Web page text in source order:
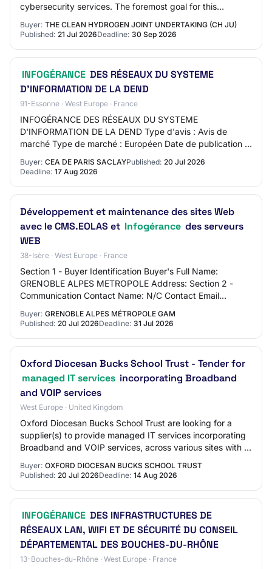
cybersecurity services. The foremost goal for this
Buyer: THE CLEAN HYDROGEN JOINT UNDERTAKING (CH JU)
Published: 21 Jul 2026Deadline: 30 Sep 2026
INFOGÉRANCE DES RÉSEAUX DU SYSTEME
D'INFORMATION DE LA DEND
91-Essonne · West Europe · France
INFOGÉRANCE DES RÉSEAUX DU SYSTEME
D'INFORMATION DE LA DEND Type d'avis : Avis de
marché Type de marché : Européen Date de publication :
en concurrenc…
Buyer: CEA DE PARIS SACLAYPublished: 20 Jul 2026
Deadline: 17 Aug 2026
Développement et maintenance des sites Web
avec le CMS.EOLAS et Infogérance des serveurs
WEB
38-Isère · West Europe · France
Section 1 - Buyer Identification Buyer's Full Name:
GRENOBLE ALPES METROPOLE Address: Section 2 -
Communication Contact Name: N/C Contact Email
Address: N/C Contact Phone Number: N/C Section 3 -
Mark…
Buyer: GRENOBLE ALPES MÉTROPOLE GAM
Published: 20 Jul 2026Deadline: 31 Jul 2026
Oxford Diocesan Bucks School Trust - Tender for
managed IT services incorporating Broadband
and VOIP services
West Europe · United Kingdom
Oxford Diocesan Bucks School Trust are looking for a
supplier(s) to provide managed IT services incorporating
Broadband and VOIP services, across various sites with a
Buyer: OXFORD DIOCESAN BUCKS SCHOOL TRUST
Published: 20 Jul 2026Deadline: 14 Aug 2026
INFOGÉRANCE DES INFRASTRUCTURES DE
RÉSEAUX LAN, WIFI ET DE SÉCURITÉ DU CONSEIL
DÉPARTEMENTAL DES BOUCHES-DU-RHÔNE
13-Bouches-du-Rhône · West Europe · France